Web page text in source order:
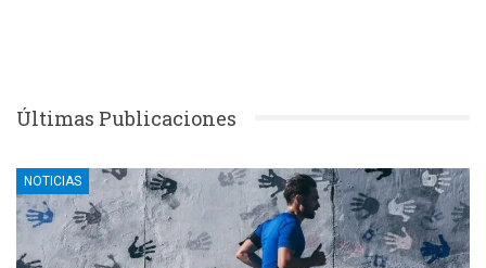
Últimas Publicaciones
NOTICIAS